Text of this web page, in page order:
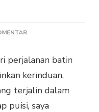
PADA
TENTANG
RUMAH
UMI
KULSUM
perjalanan batin
kerinduan,
terjalin dalam
puisi, saya